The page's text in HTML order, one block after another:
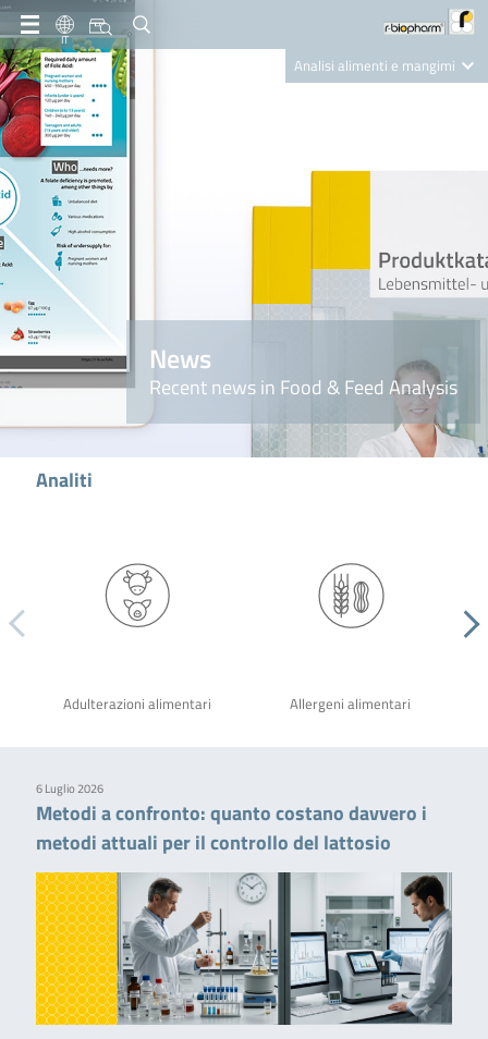
IT
Analisi alimenti e mangimi
Nutrition Care
News
Recent news in Food & Feed Analysis
Analiti
Adulterazioni alimentari Allergeni alimentari
6 Luglio 2026
Metodi a confronto: quanto costano davvero i
metodi attuali per il controllo del lattosio